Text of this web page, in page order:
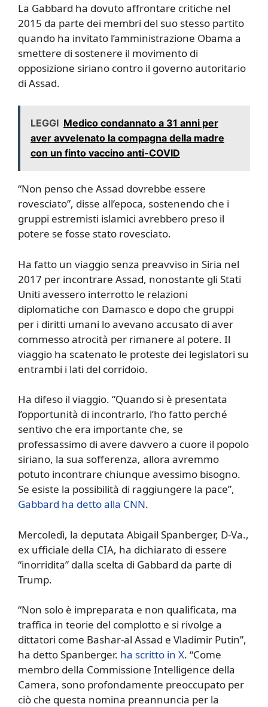
La Gabbard ha dovuto affrontare critiche nel
2015 da parte dei membri del suo stesso partito
quando ha invitato l’amministrazione Obama a
smettere di sostenere il movimento di
opposizione siriano contro il governo autoritario
di Assad.
LEGGI Medico condannato a 31 anni per
aver avvelenato la compagna della madre
con un finto vaccino anti-COVID
“Non penso che Assad dovrebbe essere
rovesciato”, disse all’epoca, sostenendo che i
gruppi estremisti islamici avrebbero preso il
potere se fosse stato rovesciato.
Ha fatto un viaggio senza preavviso in Siria nel
2017 per incontrare Assad, nonostante gli Stati
Uniti avessero interrotto le relazioni
diplomatiche con Damasco e dopo che gruppi
per i diritti umani lo avevano accusato di aver
commesso atrocità per rimanere al potere. Il
viaggio ha scatenato le proteste dei legislatori su
entrambi i lati del corridoio.
Ha difeso il viaggio. “Quando si è presentata
l’opportunità di incontrarlo, l’ho fatto perché
sentivo che era importante che, se
professassimo di avere davvero a cuore il popolo
siriano, la sua sofferenza, allora avremmo
potuto incontrare chiunque avessimo bisogno.
Se esiste la possibilità di raggiungere la pace”,
Gabbard ha detto alla CNN.
Mercoledì, la deputata Abigail Spanberger, D-Va.,
ex ufficiale della CIA, ha dichiarato di essere
“inorridita” dalla scelta di Gabbard da parte di
Trump.
“Non solo è impreparata e non qualificata, ma
traffica in teorie del complotto e si rivolge a
dittatori come Bashar-al Assad e Vladimir Putin”,
ha detto Spanberger. ha scritto in X. “Come
membro della Commissione Intelligence della
Camera, sono profondamente preoccupato per
ciò che questa nomina preannuncia per la